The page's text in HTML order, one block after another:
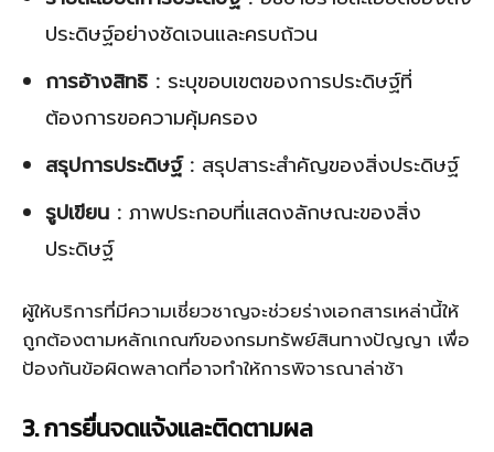
ประดิษฐ์อย่างชัดเจนและครบถ้วน
การอ้างสิทธิ : ระบุขอบเขตของการประดิษฐ์ที่
ต้องการขอความคุ้มครอง
สรุปการประดิษฐ์ : สรุปสาระสำคัญของสิ่งประดิษฐ์
รูปเขียน : ภาพประกอบที่แสดงลักษณะของสิ่ง
ประดิษฐ์
ผู้ให้บริการที่มีความเชี่ยวชาญจะช่วยร่างเอกสารเหล่านี้ให้
ถูกต้องตามหลักเกณฑ์ของกรมทรัพย์สินทางปัญญา เพื่อ
ป้องกันข้อผิดพลาดที่อาจทำให้การพิจารณาล่าช้า
3. การยื่นจดแจ้งและติดตามผล